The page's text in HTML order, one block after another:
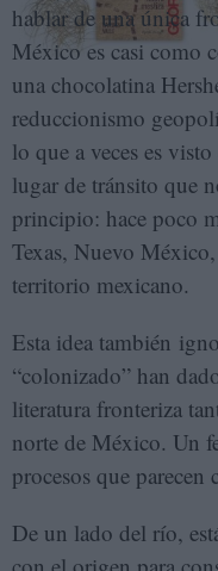
hablar de una única
México es casi como
una chocolatina
reduccionismo
lo que a veces es
lugar de tránsito que
principio: hace poco
Texas, Nuevo
territorio mexicano.
Esta idea también
“colonizado” han
literatura fronteriza
norte de México. Un
procesos que parecen
De un lado del río,